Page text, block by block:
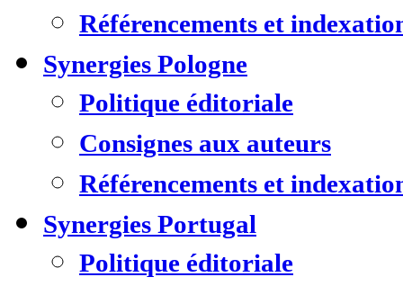
Référencements et
Synergies Pologne
Politique éditoriale
Consignes aux auteurs
Référencements et
Synergies Portugal
Politique éditoriale